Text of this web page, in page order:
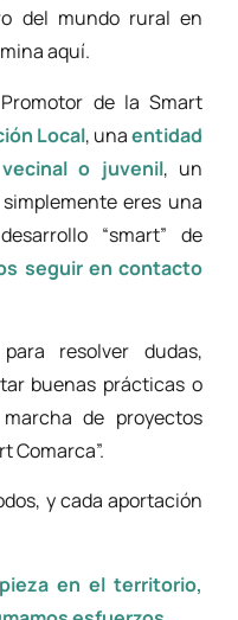
del mundo rural en
aquí.
de la Smart
Local, unaentidad
o juvenil, un
eres una
“smart” de
seguir en contacto
resolver dudas,
buenas prácticas o
de proyectos
Comarca”.
y cada aportación
en el territorio,